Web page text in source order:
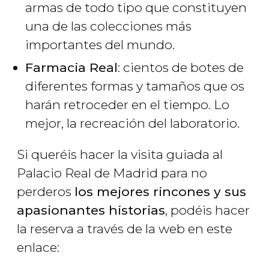
armas de todo tipo que constituyen
una de las colecciones más
importantes del mundo.
Farmacia Real: cientos de botes de
diferentes formas y tamaños que os
harán retroceder en el tiempo. Lo
mejor, la recreación del laboratorio.
Si queréis hacer la visita guiada al
Palacio Real de Madrid para no
perderos los mejores rincones y sus
apasionantes historias, podéis hacer
la reserva a través de la web en este
enlace: